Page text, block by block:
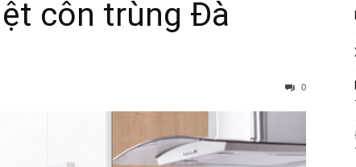
côn trùng Đà
0